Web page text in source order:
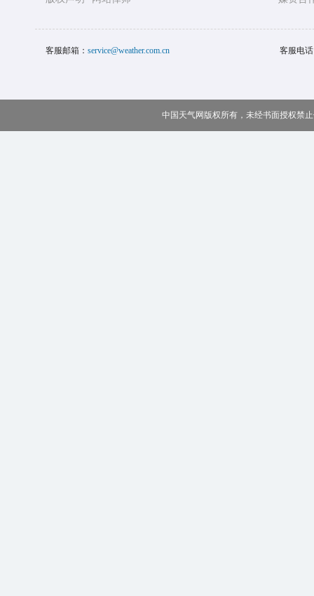
客服邮箱： service@weather.com.cn 客服电
中国天气网版权所有，未经书面授权